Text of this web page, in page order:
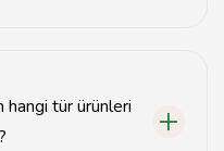
hangi tür ürünleri